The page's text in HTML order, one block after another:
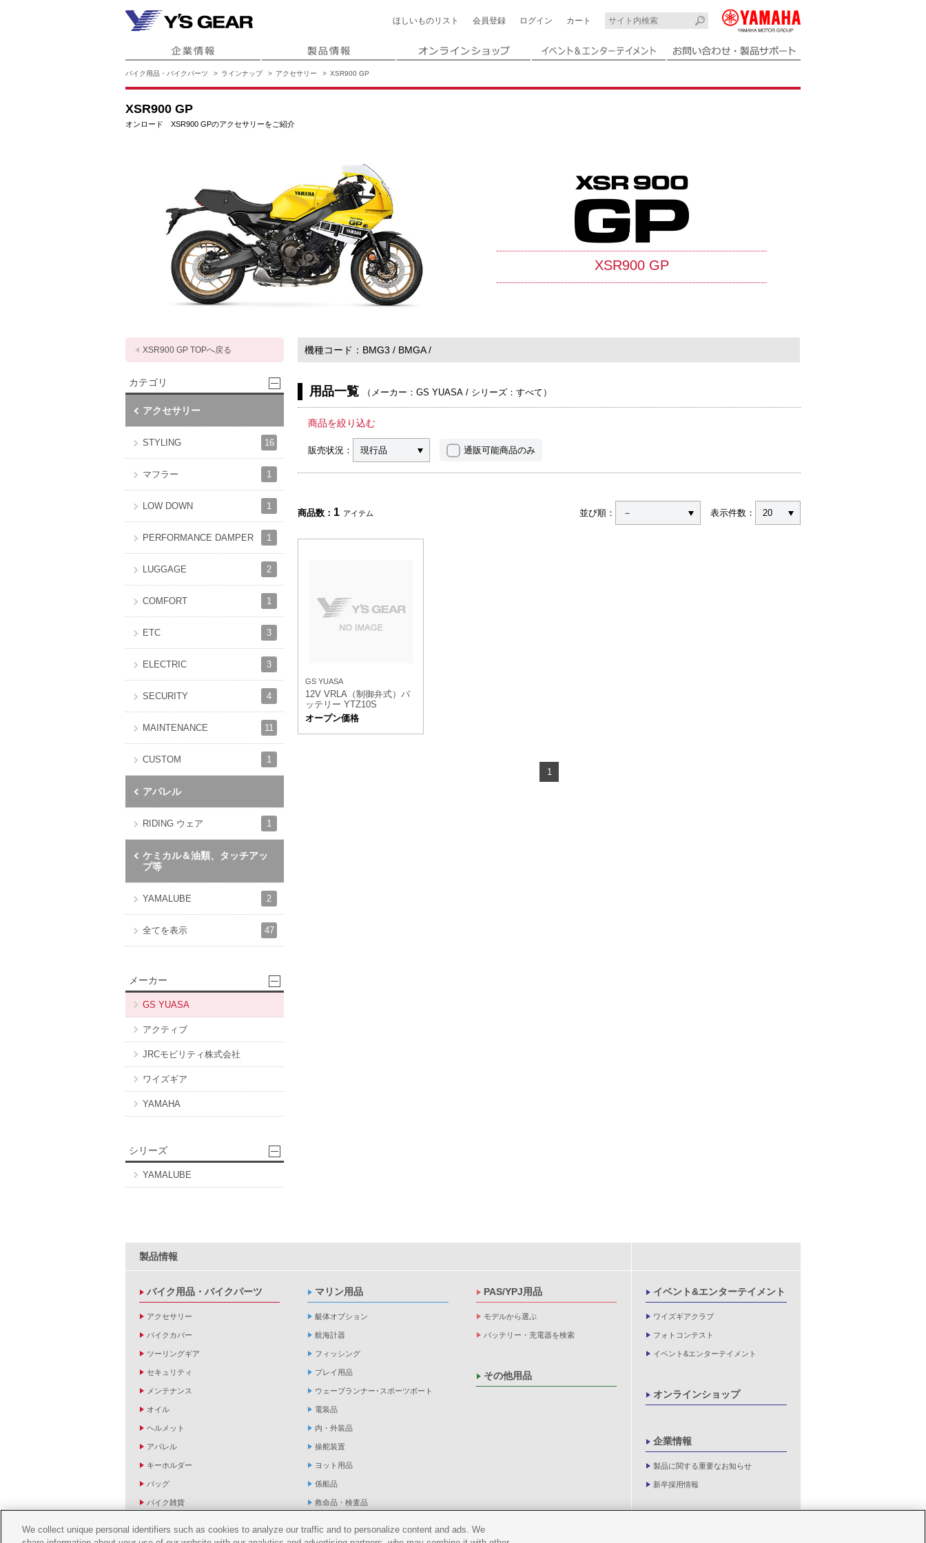
ほしいもの リスト 会員登録 ログイン カート
バイク用品・バイクパーツ ラインナップ アクセサリー XSR900 GP
XSR900 GP
オンロード XSR900 GPのアクセサリーをご紹介
XSR900 GP
機種コード BMG3 BMGA
用品一覧 （ メーカー：GS YUASA / シリーズ：すべて ）
商品を絞り込む
販売状況： 現行品 通販可能商品のみ
商品数： 1 アイテム 並び順： － 表示件数： 20
GS YUASA
12V VRLA（制御弁式）バ
ッテリー YTZ10S
オープン価格
1
XSR900 GP TOPへ戻る
カテゴリ
アクセサリー
STYLING 16
マフラー 1
LOW DOWN 1
PERFORMANCE DAMPER 1
LUGGAGE 2
COMFORT 1
ETC 3
ELECTRIC 3
SECURITY 4
MAINTENANCE 11
CUSTOM 1
アパレル
RIDING ウェア 1
ケミカル＆油類、タッチアッ
プ等
YAMALUBE 2
全てを表示 47
メーカー
GS YUASA
アクティブ
JRCモビリティ株式会社
ワイズギア
YAMAHA
シリーズ
YAMALUBE
製品情報
バイク用品・バイクパーツ
アクセサリー
バイクカバー
ツーリングギア
セキュリティ
メンテナンス
オイル
ヘルメット
アパレル
キーホルダー
バッグ
バイク雑貨
マリン用品
艇体オプション
航海計器
フィッシング
プレイ用品
ウェーブランナー･スポーツボート
電装品
内・外装品
操舵装置
ヨット用品
係船品
救命品・検査品
アパレル
PAS/YPJ用品
モデルから選ぶ
バッテリー・充電器を検索
その他用品
イベント&エンターテイメント
ワイズギアクラブ
フォトコンテスト
イベント&エンターテイメント
オンラインショップ
企業情報
製品に関する重要なお知らせ
新卒採用情報
We collect unique personal identifiers such as cookies to analyze our traffic and to personalize content and ads. We